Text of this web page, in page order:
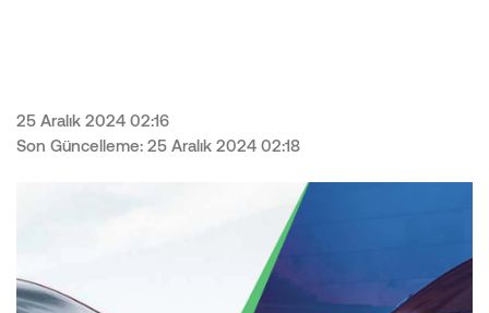
25 Aralık 2024 02:16
Son Güncelleme: 25 Aralık 2024 02:18